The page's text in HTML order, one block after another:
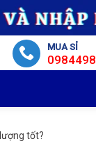
MUA SỈ
tốt?